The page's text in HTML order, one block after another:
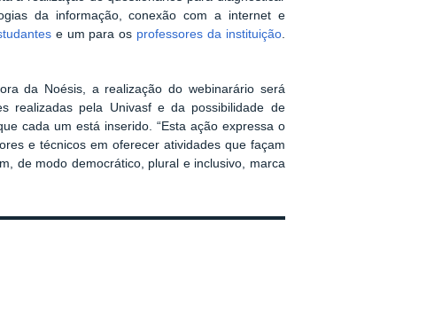
da informação, conexão com a internet e
e um para os professores da instituição.
da Noésis, a realização do webinarário será
realizadas pela Univasf e da possibilidade de
cada um está inserido. “Esta ação expressa o
e técnicos em oferecer atividades que façam
de modo democrático, plural e inclusivo, marca